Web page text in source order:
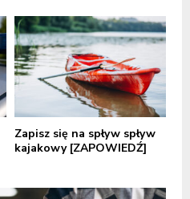
Zapisz się na spływ spływ
kajakowy [ZAPOWIEDŹ]